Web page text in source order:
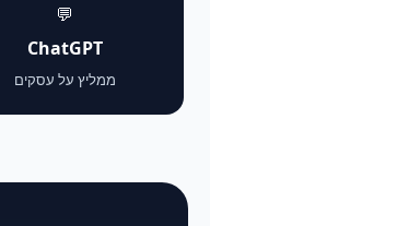
💬
ChatGPT
ממליץ על עסקים